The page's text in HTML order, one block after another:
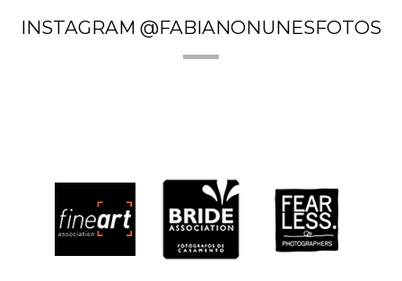
INSTAGRAM @FABIANONUNESFOTOS